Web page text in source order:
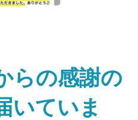
らの感謝の
いていま